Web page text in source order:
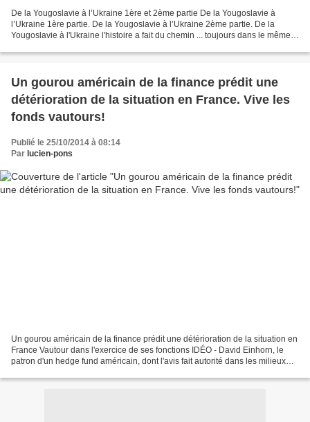
De la Yougoslavie à l’Ukraine 1ère et 2ème partie De la Yougoslavie à
l’Ukraine 1ère partie. De la Yougoslavie à l’Ukraine 2ème partie. De la
Yougoslavie à l'Ukraine l'histoire a fait du chemin ... toujours dans le même
Un gourou américain de la finance prédit une
détérioration de la situation en France. Vive les
fonds vautours!
Publié le 25/10/2014 à 08:14
Par lucien-pons
Un gourou américain de la finance prédit une détérioration de la situation en
France Vautour dans l'exercice de ses fonctions IDÉO - David Einhorn, le
patron d'un hedge fund américain, dont l'avis fait autorité dans les milieux